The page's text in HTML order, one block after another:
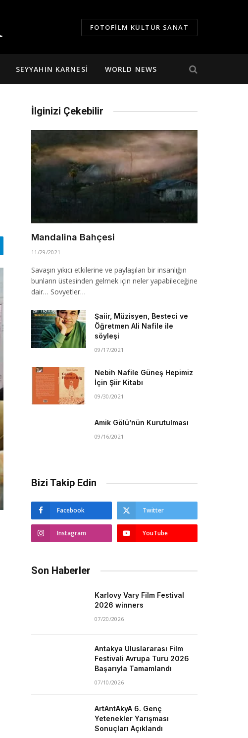
FOTOFILM KÜLTÜR SANAT
SEYYAHIN KARNESI WORLD NEWS
İlginizi Çekebilir
Mandalina Bahçesi
11/29/2021
Savaşın yıkıcı etkilerine ve paylaşılan bir insanlığın
bunların üstesinden gelmek için neler yapabileceğine
dair… Sovyetler…
Şaiir, Müzisyen, Besteci ve
Öğretmen Ali Nafile ile
söyleşi
09/17/2021
Nebih Nafile Güneş Hepimiz
İçin Şiir Kitabı
09/30/2021
Amik Gölü’nün Kurutulması
09/16/2021
Bizi Takip Edin
Facebook Twitter
Instagram YouTube
Son Haberler
Karlovy Vary Film Festival
2026 winners
07/20/2026
Antakya Uluslararası Film
Festivali Avrupa Turu 2026
Başarıyla Tamamlandı
07/10/2026
ArtAntAkyA 6. Genç
Yetenekler Yarışması
Sonuçları Açıklandı